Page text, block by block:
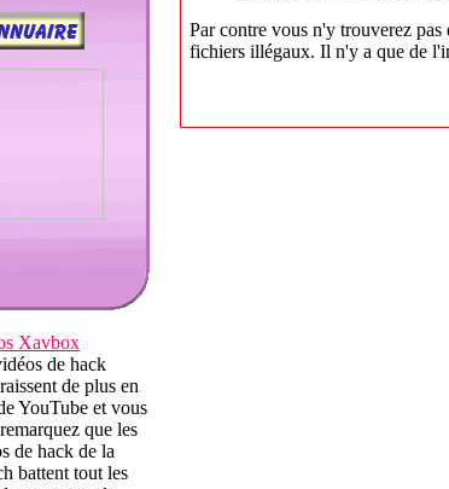
Xavbox
de hack
de plus en
YouTube et vous
que les
de hack de la
battent tout les
Par contre vous n'y trouverez
fichiers illégaux. Il n'y a que de